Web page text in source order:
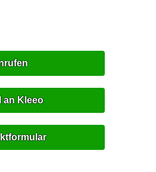
an Kleeo